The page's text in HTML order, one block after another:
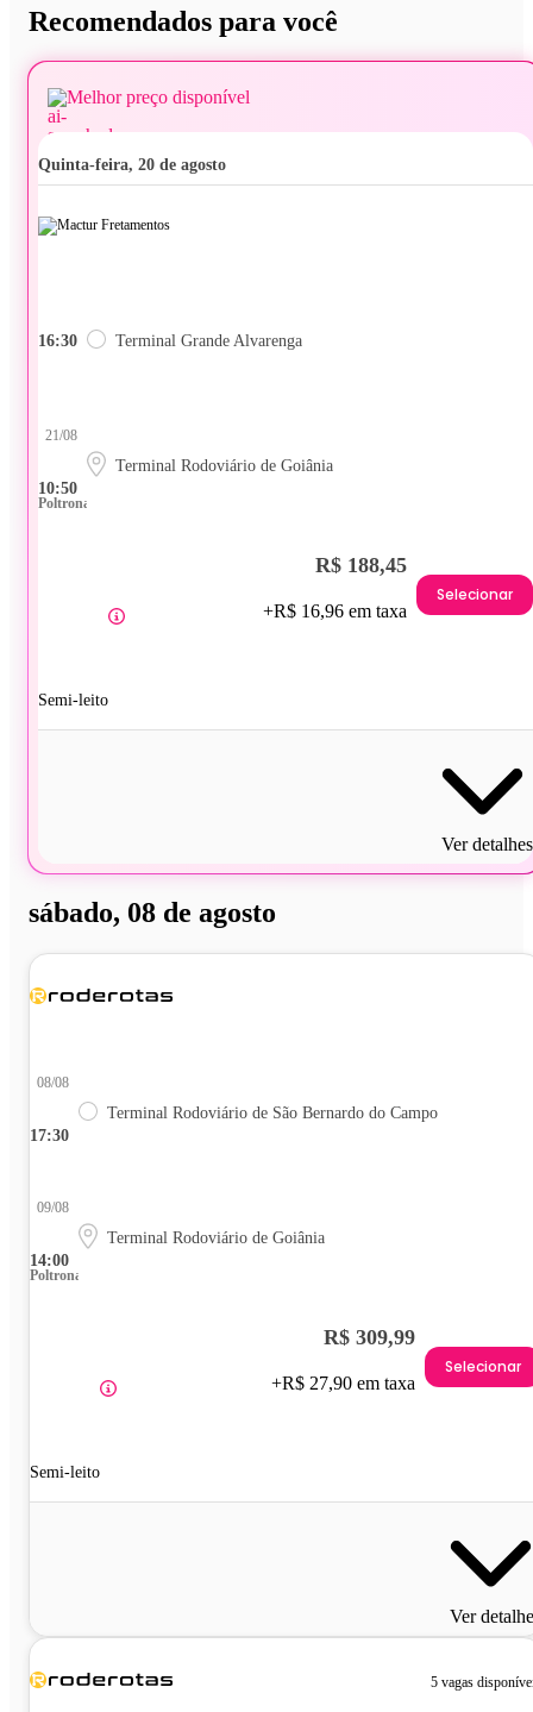
Recomendados para você
Melhor preço disponível
quinta-feira, 20 de agosto
16:30 Terminal Grande Alvarenga
10:50
21/08
Terminal Rodoviário de Goiânia
Poltrona
Semi-leito
R$ 188,45
+R$ 16,96 em taxa
Selecionar
Ver detalhes
sábado, 08 de agosto
17:30
08/08
Terminal Rodoviário de São Bernardo do Campo
14:00
09/08
Terminal Rodoviário de Goiânia
Poltrona
Semi-leito
R$ 309,99
+R$ 27,90 em taxa
Selecionar
Ver
5 vagas